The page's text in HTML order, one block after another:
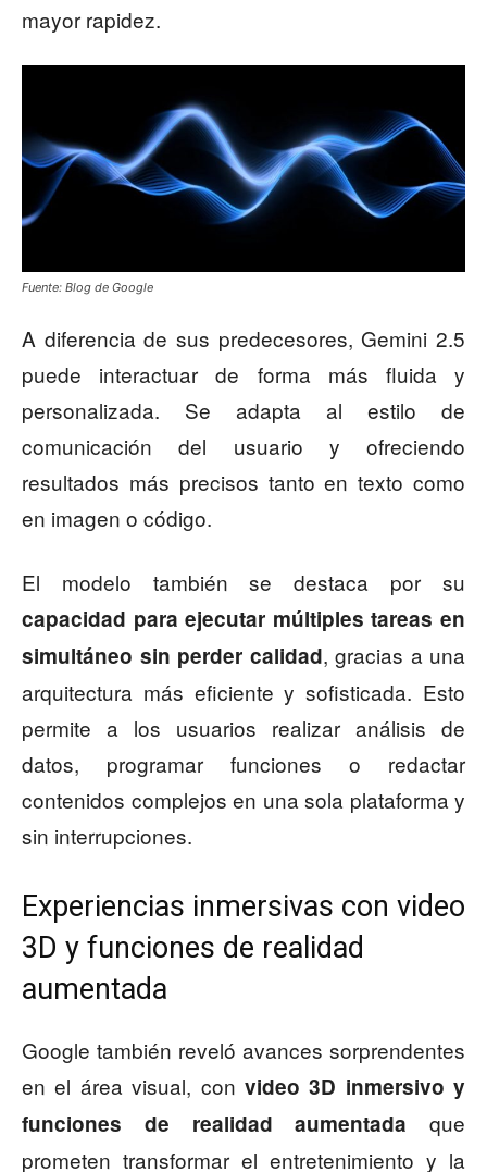
mayor rapidez.
Fuente: Blog de Google
A diferencia de sus predecesores, Gemini 2.5
puede interactuar de forma más fluida y
personalizada. Se adapta al estilo de
comunicación del usuario y ofreciendo
resultados más precisos tanto en texto como
en imagen o código.
El modelo también se destaca por su
capacidad para ejecutar múltiples tareas en
simultáneo sin perder calidad, gracias a una
arquitectura más eficiente y sofisticada. Esto
permite a los usuarios realizar análisis de
datos, programar funciones o redactar
contenidos complejos en una sola plataforma y
sin interrupciones.
Experiencias inmersivas con video
3D y funciones de realidad
aumentada
Google también reveló avances sorprendentes
en el área visual, con video 3D inmersivo y
funciones de realidad aumentada que
prometen transformar el entretenimiento y la